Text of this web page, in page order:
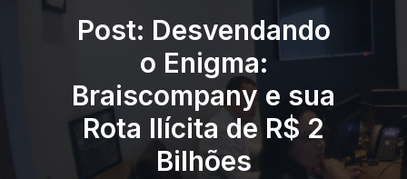
Post: Desvendando
o Enigma:
Braiscompany e sua
Rota Ilícita de R$ 2
Bilhões